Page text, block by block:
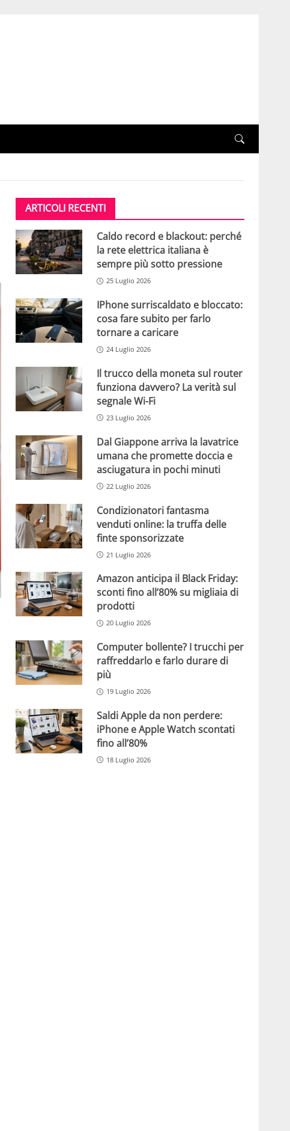
ARTICOLI RECENTI
Caldo record e blackout: perché
la rete elettrica italiana è
sempre più sotto pressione
25 Luglio 2026
IPhone surriscaldato e bloccato:
cosa fare subito per farlo
tornare a caricare
24 Luglio 2026
Il trucco della moneta sul router
funziona davvero? La verità sul
segnale Wi-Fi
23 Luglio 2026
Dal Giappone arriva la lavatrice
umana che promette doccia e
asciugatura in pochi minuti
22 Luglio 2026
Condizionatori fantasma
venduti online: la truffa delle
finte sponsorizzate
21 Luglio 2026
Amazon anticipa il Black Friday:
sconti fino all’80% su migliaia di
prodotti
20 Luglio 2026
Computer bollente? I trucchi per
raffreddarlo e farlo durare di
più
19 Luglio 2026
Saldi Apple da non perdere:
iPhone e Apple Watch scontati
fino all’80%
18 Luglio 2026